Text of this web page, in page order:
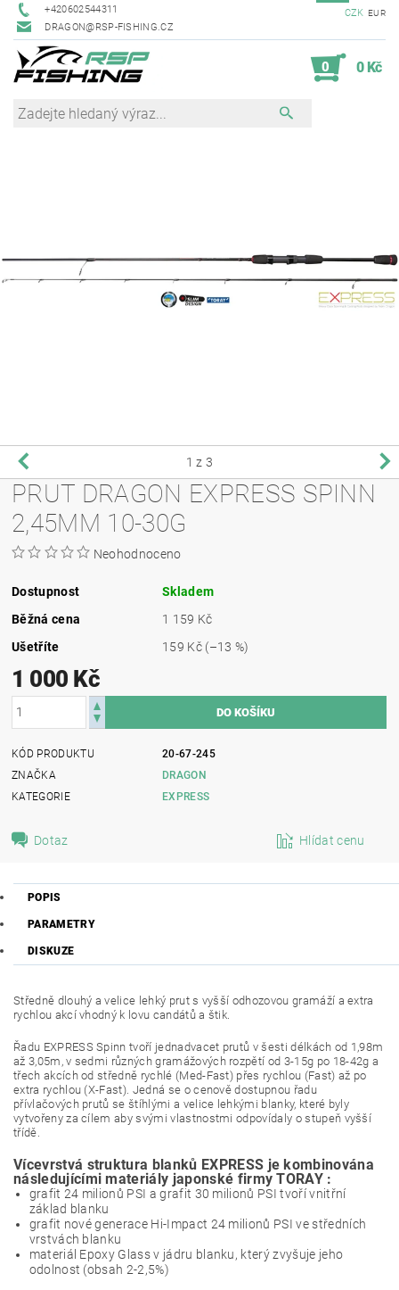
+420602544311
DRAGON@RSP-FISHING.CZ
CZK EUR
0 0 Kč
1 z 3
PRUT DRAGON EXPRESS SPINN
2,45MM 10-30G
Neohodnoceno
Dostupnost
Skladem
Běžná cena
1 159 Kč
Ušetříte
159 Kč (–13 %)
1 000 Kč
KÓD PRODUKTU
20-67-245
ZNAČKA
DRAGON
KATEGORIE
EXPRESS
Dotaz Hlídat cenu
POPIS
PARAMETRY
DISKUZE
Středně dlouhý a velice lehký prut s vyšší odhozovou gramáží a extra
rychlou akcí vhodný k lovu candátů a štik.
Řadu EXPRESS Spinn tvoří jednadvacet prutů v šesti délkách od 1,98m
až 3,05m, v sedmi různých gramážových rozpětí od 3-15g po 18-42g a
třech akcích od středně rychlé (Med-Fast) přes rychlou (Fast) až po
extra rychlou (X-Fast). Jedná se o cenově dostupnou řadu
přívlačových prutů se štíhlými a velice lehkými blanky, které byly
vytvořeny za cílem aby svými vlastnostmi odpovídaly o stupeň vyšší
třídě.
Vícevrstvá struktura blanků EXPRESS je kombinována
následujícími materiály japonské firmy TORAY :
grafit 24 milionů PSI a grafit 30 milionů PSI tvoří vnitřní
základ blanku
grafit nové generace Hi-Impact 24 milionů PSI ve středních
vrstvách blanku
materiál Epoxy Glass v jádru blanku, který zvyšuje jeho
odolnost (obsah 2-2,5%)